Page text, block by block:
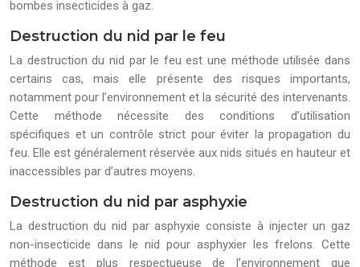
bombes insecticides à gaz.
Destruction du nid par le feu
La destruction du nid par le feu est une méthode utilisée dans
certains cas, mais elle présente des risques importants,
notamment pour l’environnement et la sécurité des intervenants.
Cette méthode nécessite des conditions d’utilisation
spécifiques et un contrôle strict pour éviter la propagation du
feu. Elle est généralement réservée aux nids situés en hauteur et
inaccessibles par d’autres moyens.
Destruction du nid par asphyxie
La destruction du nid par asphyxie consiste à injecter un gaz
non-insecticide dans le nid pour asphyxier les frelons. Cette
méthode est plus respectueuse de l’environnement que